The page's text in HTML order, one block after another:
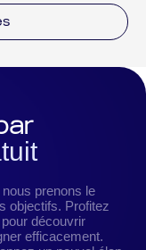
prenons le
objectifs. Profitez
découvrir
efficacement.